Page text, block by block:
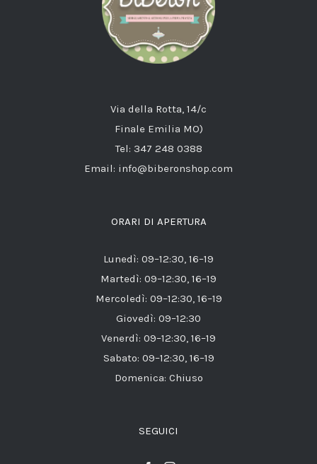
Via della Rotta, 14/c
Finale Emilia MO)
Tel: 347 248 0388
Email: info@biberonshop.com
ORARI DI APERTURA
Lunedì: 09–12:30, 16–19
Martedì: 09–12:30, 16–19
Mercoledì: 09–12:30, 16–19
Giovedì: 09–12:30
Venerdì: 09–12:30, 16–19
Sabato: 09–12:30, 16–19
Domenica: Chiuso
SEGUICI